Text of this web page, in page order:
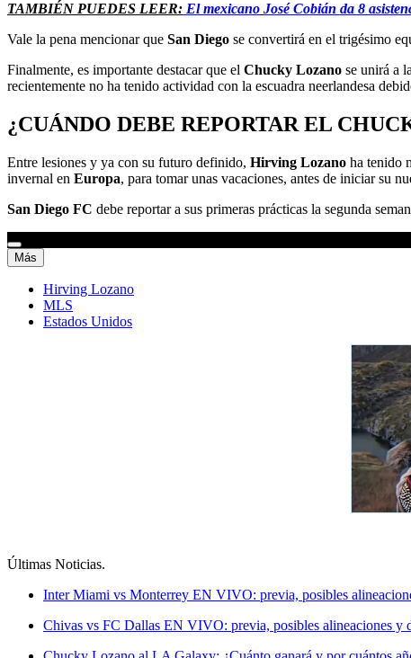
TAMBIÉN PUEDES LEER: El mexicano José Cobián da 8
Vale la pena mencionar que San Diego se convertirá en el trigésimo
Finalmente, es importante destacar que el Chucky Lozano se unirá a
recientemente no ha tenido actividad con la escuadra neerlandesa
¿CUÁNDO DEBE REPORTAR EL
Entre lesiones y ya con su futuro definido, Hirving Lozano ha tenido
invernal en Europa, para tomar unas vacaciones, antes de iniciar su
San Diego FC debe reportar a sus primeras prácticas la segunda
Más
Hirving Lozano
MLS
Estados Unidos
Últimas Noticias.
Inter Miami vs Monterrey EN VIVO: previa, posibles
Chivas vs FC Dallas EN VIVO: previa, posibles alineaciones y